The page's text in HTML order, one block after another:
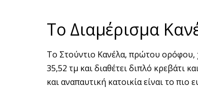
Το Διαμέρισμα
Το Στούντιο Κανέλα, πρώτου ορόφου,
35,52 τμ και διαθέτει διπλό κρεβάτι
και αναπαυτική κατοικία είναι το